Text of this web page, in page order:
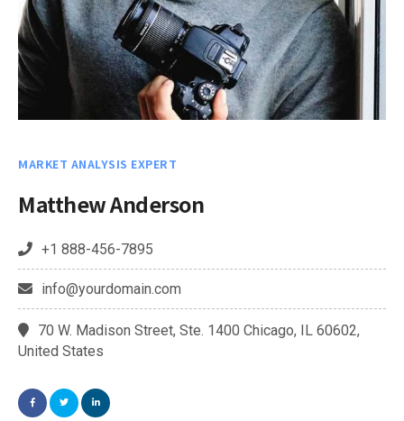
MARKET ANALYSIS EXPERT
Matthew Anderson
+1 888-456-7895
info@yourdomain.com
70 W. Madison Street, Ste. 1400 Chicago, IL 60602,
United States